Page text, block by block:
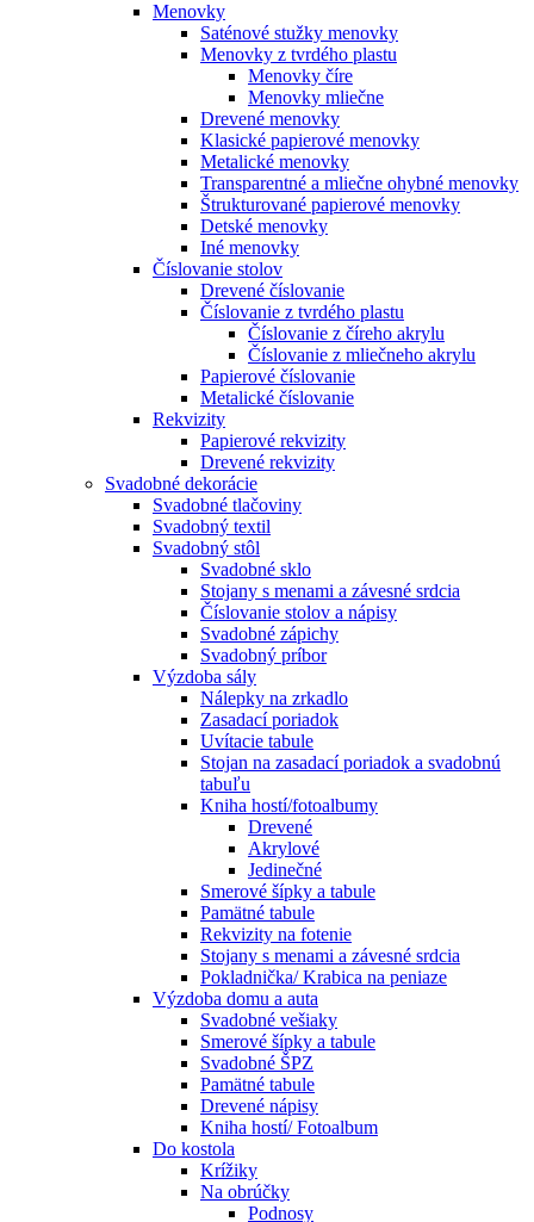
Menovky
Saténové stužky menovky
Menovky z tvrdého plastu
Menovky číre
Menovky mliečne
Drevené menovky
Klasické papierové menovky
Metalické menovky
Transparentné a mliečne ohybné menovky
Štrukturované papierové menovky
Detské menovky
Iné menovky
Číslovanie stolov
Drevené číslovanie
Číslovanie z tvrdého plastu
Číslovanie z číreho akrylu
Číslovanie z mliečneho akrylu
Papierové číslovanie
Metalické číslovanie
Rekvizity
Papierové rekvizity
Drevené rekvizity
Svadobné dekorácie
Svadobné tlačoviny
Svadobný textil
Svadobný stôl
Svadobné sklo
Stojany s menami a závesné srdcia
Číslovanie stolov a nápisy
Svadobné zápichy
Svadobný príbor
Výzdoba sály
Nálepky na zrkadlo
Zasadací poriadok
Uvítacie tabule
Stojan na zasadací poriadok a svadobnú
tabuľu
Kniha hostí/fotoalbumy
Drevené
Akrylové
Jedinečné
Smerové šípky a tabule
Pamätné tabule
Rekvizity na fotenie
Stojany s menami a závesné srdcia
Pokladnička/ Krabica na peniaze
Výzdoba domu a auta
Svadobné vešiaky
Smerové šípky a tabule
Svadobné ŠPZ
Pamätné tabule
Drevené nápisy
Kniha hostí/ Fotoalbum
Do kostola
Krížiky
Na obrúčky
Podnosy